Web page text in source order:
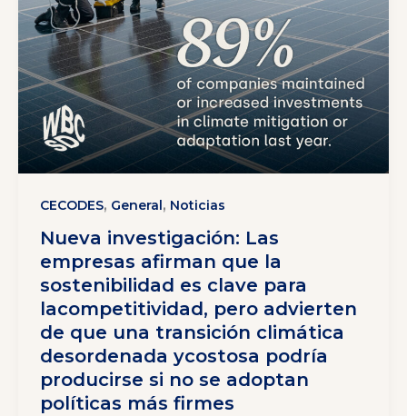
CECODES, General, Noticias
Nueva investigación: Las
empresas afirman que la
sostenibilidad es clave para
lacompetitividad, pero advierten
de que una transición climática
desordenada ycostosa podría
producirse si no se adoptan
políticas más firmes